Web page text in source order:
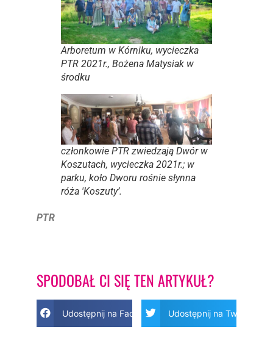
Arboretum w Kórniku, wycieczka
PTR 2021r., Bożena Matysiak w
środku
członkowie PTR zwiedzają Dwór w
Koszutach, wycieczka 2021r.; w
parku, koło Dworu rośnie słynna
róża 'Koszuty’.
PTR
SPODOBAŁ CI SIĘ TEN ARTYKUŁ?
Udostępnij na Facebook Udostępnij na Twitter